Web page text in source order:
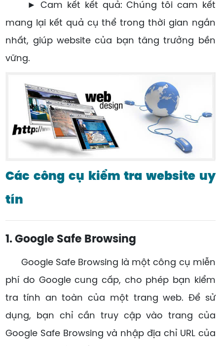
► Cam kết kết quả: Chúng tôi cam kết
mang lại kết quả cụ thể trong thời gian ngắn
nhất, giúp website của bạn tăng trưởng bền
vững.
Các công cụ kiểm tra website uy
tín
1. Google Safe Browsing
Google Safe Browsing là một công cụ miễn
phí do Google cung cấp, cho phép bạn kiểm
tra tính an toàn của một trang web. Để sử
dụng, bạn chỉ cần truy cập vào trang của
Google Safe Browsing và nhập địa chỉ URL của